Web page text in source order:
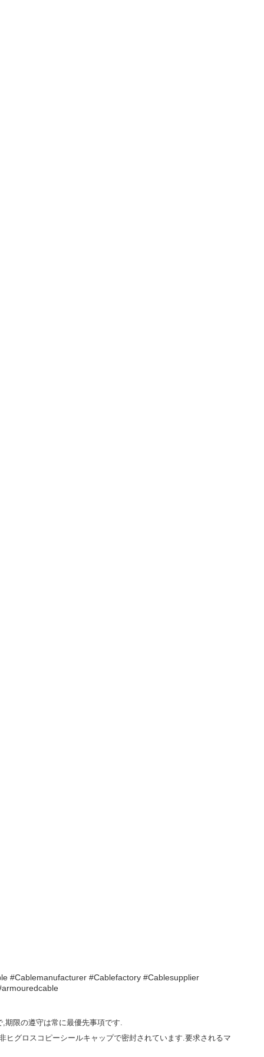
#Cablemanufacturer #Cablefactory #Cablesupplier
期限の遵守は常に最優先事項です.
グロスコピーシールキャップで密封されています.要求されるマ